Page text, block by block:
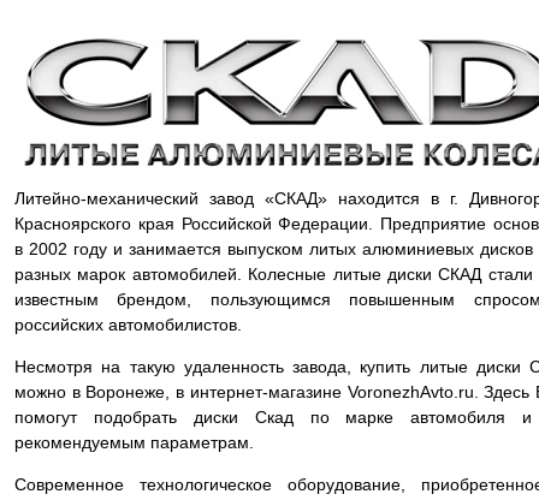
Литейно-механический завод «СКАД» находится в г.
Красноярского края Российской Федерации. Предприятие
в 2002 году и занимается выпуском литых алюминиевых дисков
разных марок автомобилей. Колесные литые диски СКАД стали
известным брендом, пользующимся повышенным
российских автомобилистов.
Несмотря на такую удаленность завода, купить литые диски
можно в Воронеже, в интернет-магазине VoronezhAvto.ru. Здесь
помогут подобрать диски Скад по марке автомобиля
рекомендуемым параметрам.
Современное технологическое оборудование,